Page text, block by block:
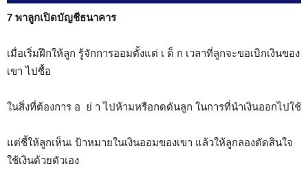
7 พาลูกเปิดบัญชีธนาคาร
เมื่อเริ่มฝึกให้ลูก รู้จักการออมตั้งแต่ เ ด็ ก เวลาที่ลูกจะขอเบิกเงินของ
เขา ไปซื้อ
ในสิ่งที่ต้องการ อ ย่ า ไปห้ามหรือกดดันลูก ในการที่นำเงินออกไปใช้
แต่ชี้ให้ลูกเห็นเ ป้าหมายในเงินออมของเขา แล้วให้ลูกลองตัดสินใจ
ใช้เงินด้วยตัวเอง